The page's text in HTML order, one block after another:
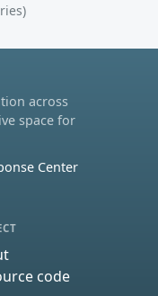
across
space for
Center
code